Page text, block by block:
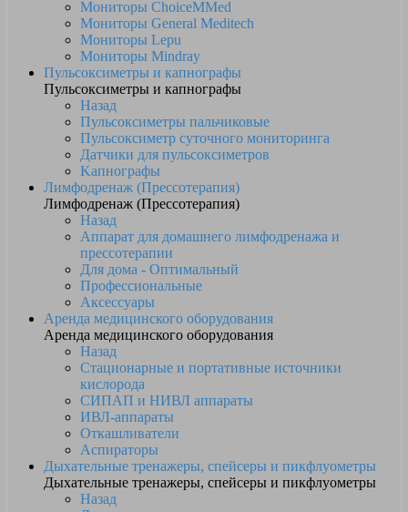
Мониторы ChoiceMMed
Мониторы General Meditech
Мониторы Lepu
Мониторы Mindray
Пульсоксиметры и капнографы
Пульсоксиметры и капнографы
Назад
Пульсоксиметры пальчиковые
Пульсоксиметр суточного мониторинга
Датчики для пульсоксиметров
Kапнографы
Лимфодренаж (Прессотерапия)
Лимфодренаж (Прессотерапия)
Назад
Аппарат для домашнего лимфодренажа и
прессотерапии
Для дома - Оптимальный
Профессиональные
Аксессуары
Аренда медицинского оборудования
Аренда медицинского оборудования
Назад
Стационарные и портативные источники
кислорода
СИПАП и НИВЛ аппараты
ИВЛ-аппараты
Откашливатели
Аспираторы
Дыхательные тренажеры, спейсеры и пикфлуометры
Дыхательные тренажеры, спейсеры и пикфлуометры
Назад